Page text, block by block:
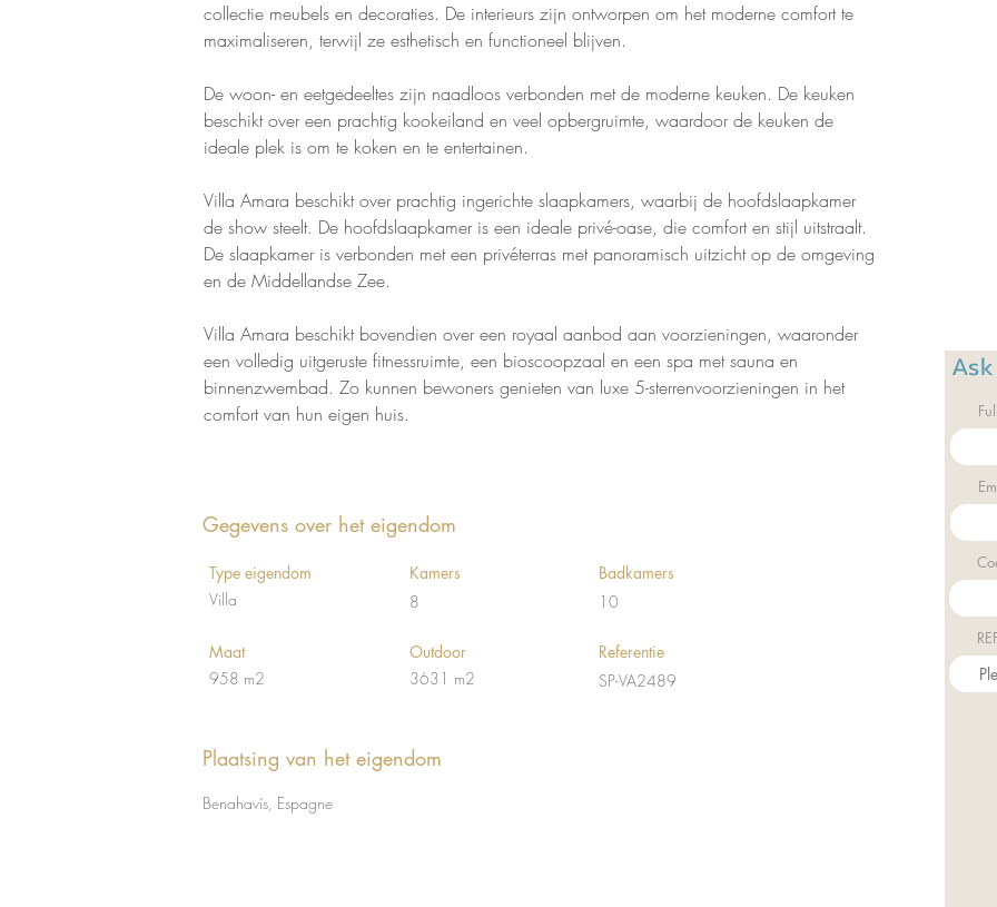
collectie meubels en decoraties. De interieurs zijn ontworpen om het moderne comfort te
maximaliseren, terwijl ze esthetisch en functioneel blijven.
De woon- en eetgedeeltes zijn naadloos verbonden met de moderne keuken. De keuken
beschikt over een prachtig kookeiland en veel opbergruimte, waardoor de keuken de
ideale plek is om te koken en te entertainen.
Villa Amara beschikt over prachtig ingerichte slaapkamers, waarbij de hoofdslaapkamer
de show steelt. De hoofdslaapkamer is een ideale privé-oase, die comfort en stijl uitstraalt.
De slaapkamer is verbonden met een privéterras met panoramisch uitzicht op de omgeving
en de Middellandse Zee.
Villa Amara beschikt bovendien over een royaal aanbod aan voorzieningen, waaronder
een volledig uitgeruste fitnessruimte, een bioscoopzaal en een spa met sauna en
binnenzwembad. Zo kunnen bewoners genieten van luxe 5-sterrenvoorzieningen in het
comfort van hun eigen huis.
Gegevens over het eigendom
Type eigendom
Villa
Kamers
8
Badkamers
10
Maat
958 m2
Outdoor
3631 m2
Referentie
SP-VA2489
Plaatsing van het eigendom
Benahavís, Espagne